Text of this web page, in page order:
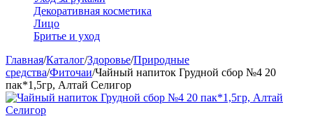
Декоративная косметика
Лицо
Бритье и уход
Главная/Каталог/Здоровье/Природные
средства/Фиточаи/Чайный напиток Грудной сбор №4 20
пак*1,5гр, Алтай Селигор